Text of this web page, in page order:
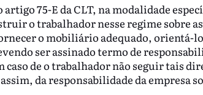
artigo 75-E da CLT, na modalidade
o trabalhador nesse regime sobre
o mobiliário adequado, orientá-
ser assinado termo de
caso de o trabalhador não seguir tais
da responsabilidade da empresa